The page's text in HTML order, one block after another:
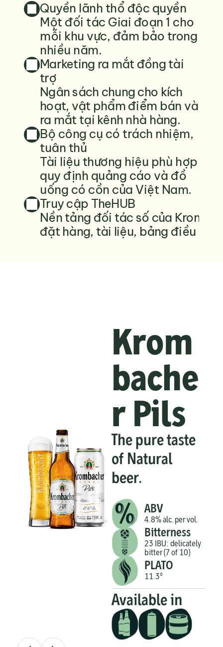
Quyền lãnh thổ độc quyền
Một đối tác Giai đoạn 1 cho
mỗi khu vực, đảm bảo trong
nhiều năm.
Marketing ra mắt đồng tài
trợ
Ngân sách chung cho kích
hoạt, vật phẩm điểm bán và
ra mắt tại kênh nhà hàng.
Bộ công cụ có trách nhiệm,
tuân thủ
Tài liệu thương hiệu phù hợp
quy định quảng cáo và đồ
uống có cồn của Việt Nam.
Truy cập TheHUB
Nền tảng đối tác số của
đặt hàng, tài liệu, bảng điều
Krom
bache
r Pils
The pure taste
of Natural
beer.
ABV
4.8% alc. per vol.
Bitterness
23 IBU: delicately
bitter (7 of 10)
PLATO
11.3°
Available in